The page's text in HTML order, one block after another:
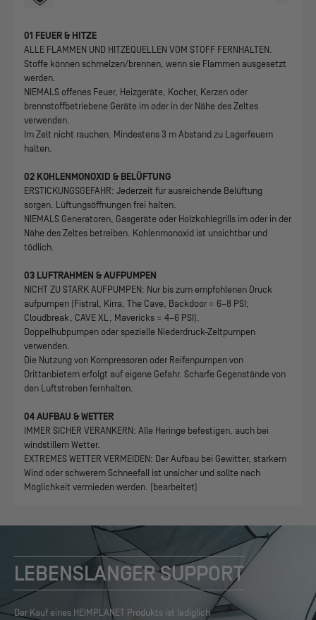
01 FEUER & HITZE
ALLE FLAMMEN UND HITZEQUELLEN VOM STOFF FERNHALTEN.
Stoffe können schmelzen/brennen, wenn sie Flammen ausgesetzt
werden.
NIEMALS offenes Feuer, Heizgeräte, Kocher, Kerzen oder
brennstoffbetriebene Geräte im oder in der Nähe des Zeltes
verwenden.
Im Zelt nicht rauchen. Mindestens 3 m Abstand zu Lagerfeuern
halten.
02 KOHLENMONOXID & BELÜFTUNG
ERSTICKUNGSGEFAHR: Jederzeit für ausreichende Belüftung
sorgen. Lüftungsöffnungen frei halten.
NIEMALS Generatoren, Gasgeräte oder Holzkohlegrills im oder in der
Nähe des Zeltes betreiben. Kohlenmonoxid ist unsichtbar und
tödlich.
03 LUFTRAHMEN & AUFPUMPEN
NICHT ZU STARK AUFPUMPEN: Nur bis zum empfohlenen Druck
aufpumpen (Fistral, Kirra, The Cave, Backdoor = 6–8 PSI;
Cloudbreak, CAVE XL, Mavericks = 4–6 PSI).
Doppelhubpumpen oder spezielle Niederdruck-Zeltpumpen
verwenden.
Die Nutzung von Kompressoren oder Reifenpumpen von
Drittanbietern erfolgt auf eigene Gefahr. Scharfe Gegenstände von
den Luftstreben fernhalten.
04 AUFBAU & WETTER
IMMER SICHER VERANKERN: Alle Heringe befestigen, auch bei
windstillem Wetter.
EXTREMES WETTER VERMEIDEN: Der Aufbau bei Gewitter, starkem
Wind oder schwerem Schneefall ist unsicher und sollte nach
Möglichkeit vermieden werden. (bearbeitet)
LEBENSLANGER SUPPORT
Der Kauf eines HEIMPLANET Produkts ist lediglich